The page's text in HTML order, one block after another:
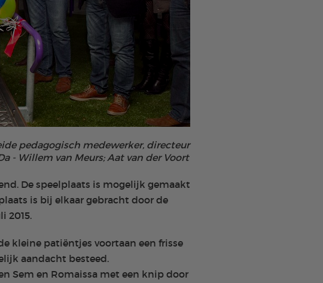
pedagogisch medewerker, directeur
- Willem van Meurs; Aat van der Voort
De speelplaats is mogelijk gemaakt
is bij elkaar gebracht door de
2015.
kleine patiëntjes voortaan een frisse
aandacht besteed.
Sem en Romaissa met een knip door